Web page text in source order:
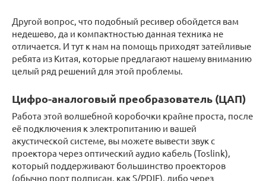
Другой вопрос, что подобный ресивер обойдется вам
недешево, да и компактностью данная техника не
отличается. И тут к нам на помощь приходят затейливые
ребята из Китая, которые предлагают нашему вниманию
целый ряд решений для этой проблемы.
Цифро-аналоговый преобразователь (ЦАП)
Работа этой волшебной коробочки крайне проста, после
её подключения к электропитанию и вашей
акустической системе, вы можете вывести звук с
проектора через оптический аудио кабель (Toslink),
который поддерживают большинство проекторов
(обычно порт подписан, как S/PDIF), либо через